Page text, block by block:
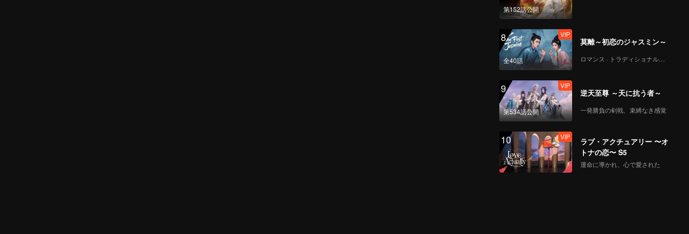
第152話公開
8
全40話
VIP
莫離～初恋のジャスミン～
ロマンス · トラディショナル・コスチューム
9
第534話公開
VIP
逆天至尊 ～天に抗う者～
一発勝負の剣戟、束縛なき感覚
10 VIP
ラブ・アクチュアリー 〜オ
トナの恋〜 S5
運命に導かれ、心で愛された